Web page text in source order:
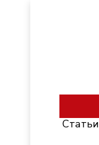
Статьи